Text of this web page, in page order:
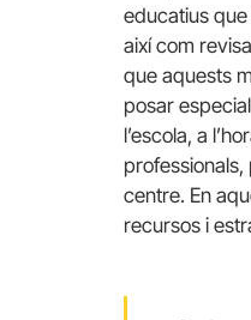
educatius que
així com
que aquests
posar
l’escola, a
centre. En
recursos i